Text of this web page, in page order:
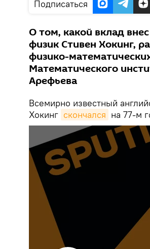
Подписаться
О том, какой вклад
физик Стивен Хокинг,
физико-
Математического
Арефьева
Всемирно известный
Хокинг скончался на 77-м